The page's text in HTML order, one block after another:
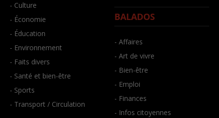
- Culture
- Économie
- Éducation
- Environnement
- Faits divers
- Santé et bien-être
- Sports
- Transport / Circulation
BALADOS
- Affaires
- Art de vivre
- Bien-être
- Emploi
- Finances
- Infos citoyennes